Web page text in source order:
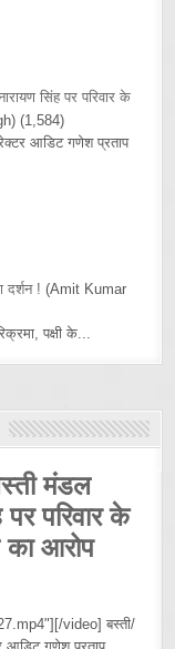
सिंह पर परिवार के
(1,584)
आडिट गणेश प्रताप
दर्शन ! (Amit Kumar
पक्षी के...
मंडल
परिवार के
का आरोप
video] बस्ती/